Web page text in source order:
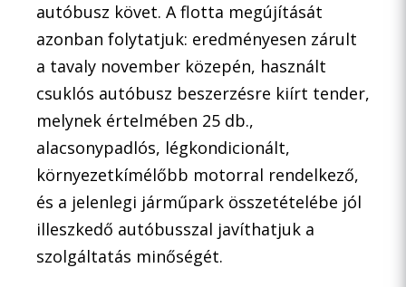
autóbusz követ. A flotta megújítását
azonban folytatjuk: eredményesen zárult
a tavaly november közepén, használt
csuklós autóbusz beszerzésre kiírt tender,
melynek értelmében 25 db.,
alacsonypadlós, légkondicionált,
környezetkímélőbb motorral rendelkező,
és a jelenlegi járműpark összetételébe jól
illeszkedő autóbusszal javíthatjuk a
szolgáltatás minőségét.